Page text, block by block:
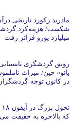
مادرید رکورد تاریخی
میلیارد یورو فراتر رفت
رونق گردشگری
یائو» چین/ میراث
در کانون توجه
که بالاخره به حقیقت